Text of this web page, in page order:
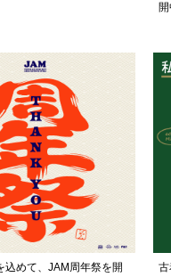
開
込めて、JAM周年祭を開